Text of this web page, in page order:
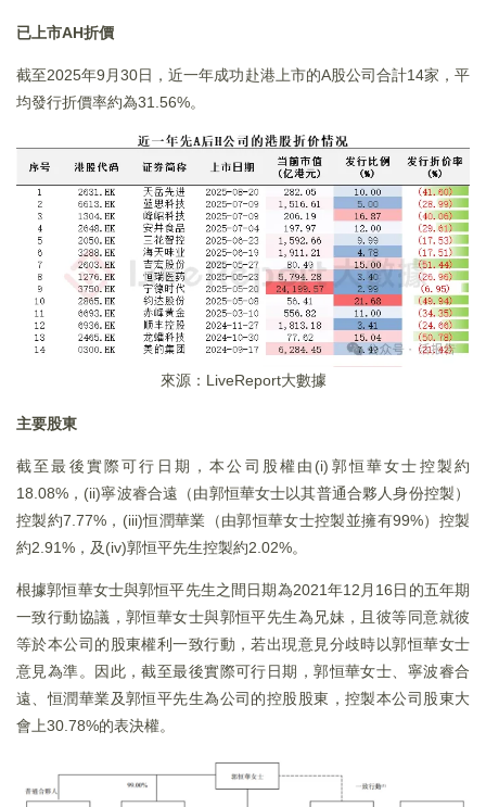
已上市AH折價
截至2025年9月30日，近一年成功赴港上市的A股公司合計14家，平
均發行折價率約為31.56%。
來源：LiveReport大數據
主要股東
截至最後實際可行日期，本公司股權由(i)郭恒華女士控製約
18.08%，(ii)寧波睿合遠（由郭恒華女士以其普通合夥人身份控製）
控製約7.77%，(iii)恒潤華業（由郭恒華女士控製並擁有99%）控製
約2.91%，及(iv)郭恒平先生控製約2.02%。
根據郭恒華女士與郭恒平先生之間日期為2021年12月16日的五年期
一致行動協議，郭恒華女士與郭恒平先生為兄妹，且彼等同意就彼
等於本公司的股東權利一致行動，若出現意見分歧時以郭恒華女士
意見為準。因此，截至最後實際可行日期，郭恒華女士、寧波睿合
遠、恒潤華業及郭恒平先生為公司的控股股東，控製本公司股東大
會上30.78%的表決權。